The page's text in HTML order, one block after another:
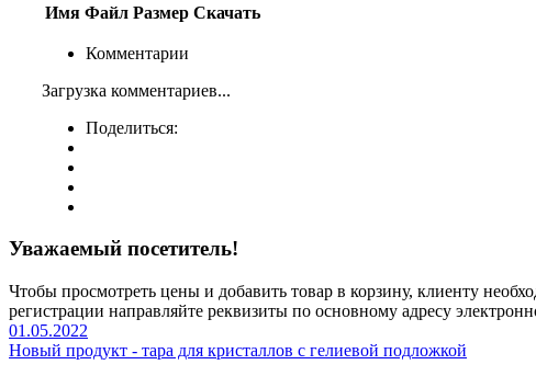
Имя Файл Размер Скачать
Комментарии
Загрузка комментариев...
Поделиться:
Уважаемый посетитель!
Чтобы просмотреть цены и добавить товар в корзину, клиенту
регистрации направляйте реквизиты по основному адресу
01.05.2022
Новый продукт - тара для кристаллов с гелиевой подложкой